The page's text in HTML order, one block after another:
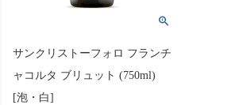
サンクリストーフォロ フランチ
ャコルタ ブリュット (750ml)
[泡・白]